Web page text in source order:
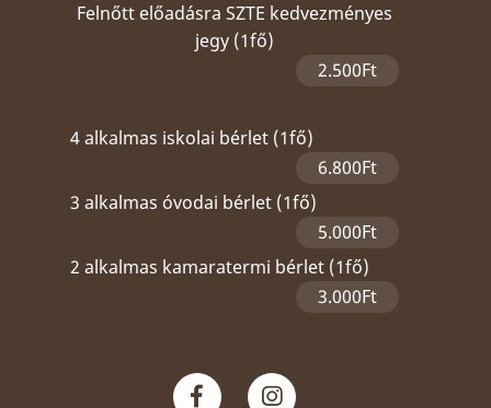
Felnőtt előadásra SZTE kedvezményes
jegy (1fő)
2.500Ft
4 alkalmas iskolai bérlet (1fő)
6.800Ft
3 alkalmas óvodai bérlet (1fő)
5.000Ft
2 alkalmas kamaratermi bérlet (1fő)
3.000Ft